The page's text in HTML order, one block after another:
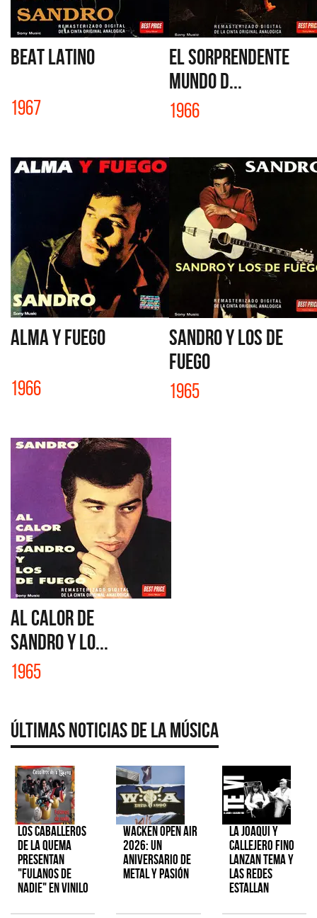
BEAT LATINO
1967
EL SORPRENDENTE
MUNDO D...
1966
ALMA Y FUEGO
1966
SANDRO Y LOS DE
FUEGO
1965
AL CALOR DE
SANDRO Y LO...
1965
Últimas Noticias de la Música
Los Caballeros
de la Quema
presentan
"Fulanos de
Nadie" en vinilo
Wacken Open Air
2026: Un
aniversario de
metal y pasión
La Joaqui y
Callejero Fino
lanzan tema y
las redes
estallan